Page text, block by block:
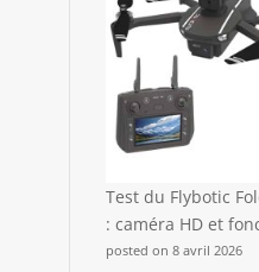
Test du Flybotic
: caméra HD et
posted on 8 avril 2026